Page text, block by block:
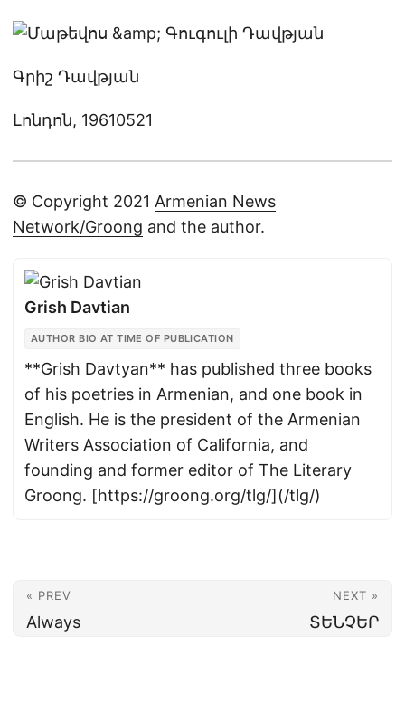
Գրիշ Դավթյան
Լոնդոն, 19610521
© Copyright 2021 Armenian News
Network/Groong and the author.
Grish Davtian
AUTHOR BIO AT TIME OF PUBLICATION
**Grish Davtyan** has published three books
of his poetries in Armenian, and one book in
English. He is the president of the Armenian
Writers Association of California, and
founding and former editor of The Literary
Groong. [https://groong.org/tlg/](/tlg/)
« PREV
Always
NEXT »
ՏԵՆՉԵՐ